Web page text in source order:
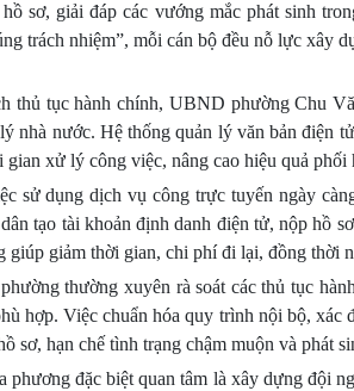
sơ, giải đáp các vướng mắc phát sinh
trách nhiệm”, mỗi cán bộ đều nỗ lực xây
thủ tục hành chính, UBND phường Chu
nhà nước. Hệ thống quản lý văn bản điện
gian xử lý công việc, nâng cao hiệu quả
sử dụng dịch vụ công trực tuyến ngày
tạo tài khoản định danh điện tử, nộp hồ
giúp giảm thời gian, chi phí đi lại, đồng thời
thường xuyên rà soát các thủ tục
hợp. Việc chuẩn hóa quy trình nội bộ, xác
sơ, hạn chế tình trạng chậm muộn và phát
phương đặc biệt quan tâm là xây dựng đội